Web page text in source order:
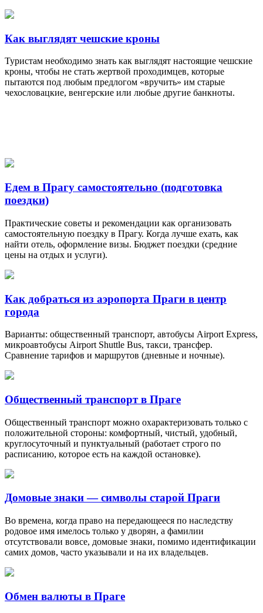
Как выглядят чешские кроны
Туристам необходимо знать как выглядят настоящие чешские
кроны, чтобы не стать жертвой проходимцев, которые
пытаются под любым предлогом «вручить» им старые
чехословацкие, венгерские или любые другие банкноты.
Едем в Прагу самостоятельно (подготовка
поездки)
Практические советы и рекомендации как организовать
самостоятельную поездку в Прагу. Когда лучше ехать, как
найти отель, оформление визы. Бюджет поездки (средние
цены на отдых и услуги).
Как добраться из аэропорта Праги в центр
города
Варианты: общественный транспорт, автобусы Airport Express,
микроавтобусы Airport Shuttle Bus, такси, трансфер.
Сравнение тарифов и маршрутов (дневные и ночные).
Общественный транспорт в Праге
Общественный транспорт можно охарактеризовать только с
положительной стороны: комфортный, чистый, удобный,
круглосуточный и пунктуальный (работает строго по
расписанию, которое есть на каждой остановке).
Домовые знаки — символы старой Праги
Во времена, когда право на передающееся по наследству
родовое имя имелось только у дворян, а фамилии
отсутствовали вовсе, домовые знаки, помимо идентификации
самих домов, часто указывали и на их владельцев.
Обмен валюты в Праге